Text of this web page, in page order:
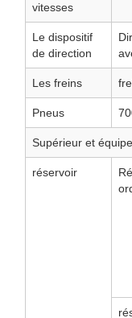
vitesses
Le dispositif
de direction
Les freins
Pneus
Supérieur et
réservoir